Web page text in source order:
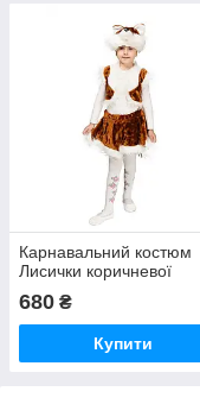
Карнавальний костюм
Лисички коричневої
680 ₴
Купити